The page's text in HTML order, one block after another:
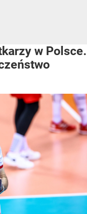
w Polsce.